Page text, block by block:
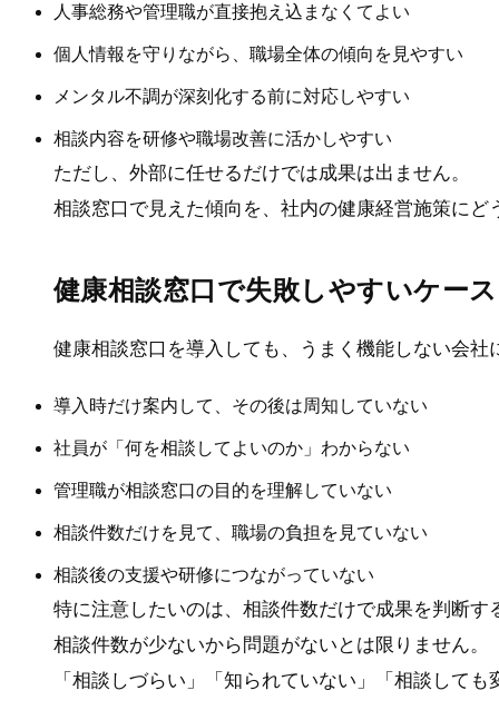
人事総務や管理職が直接抱え込まなくてよい
個人情報を守りながら、職場全体の傾向を見やすい
メンタル不調が深刻化する前に対応しやすい
相談内容を研修や職場改善に活かしやすい
ただし、外部に任せるだけでは成果は出ません。
相談窓口で見えた傾向を、社内の健康経営施策にど
健康相談窓口で失敗しやすいケース
健康相談窓口を導入しても、うまく機能しない会社
導入時だけ案内して、その後は周知していない
社員が「何を相談してよいのか」わからない
管理職が相談窓口の目的を理解していない
相談件数だけを見て、職場の負担を見ていない
相談後の支援や研修につながっていない
特に注意したいのは、相談件数だけで成果を判断す
相談件数が少ないから問題がないとは限りません。
「相談しづらい」「知られていない」「相談して